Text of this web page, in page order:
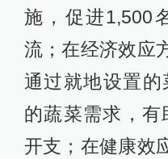
施，促进1,500
流；在经济效应
通过就地设置
的蔬菜需求，
开支；在健康效